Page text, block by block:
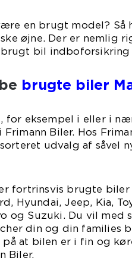
en brugt model?
øjne. Der er nemlig
bil indboforsikring
brugte biler
for eksempel i eller i
Biler. Hos
udvalg af såvel
fortrinsvis brugte biler
Hyundai, Jeep, Kia,
og Suzuki. Du vil med
din og din families
at bilen er i fin og
Biler.